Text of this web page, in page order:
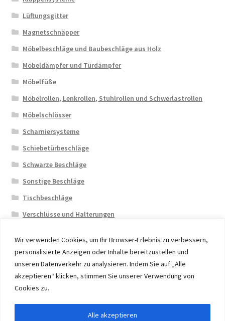
Wir verwenden Cookies, um Ihr Browser-Erlebnis zu verbessern,
personalisierte Anzeigen oder Inhalte bereitzustellen und
unseren Datenverkehr zu analysieren. Indem Sie auf „Alle
akzeptieren“ klicken, stimmen Sie unserer Verwendung von
Cookies zu.
Alle akzeptieren
Lüftungsgitter
Magnetschnäpper
Möbelbeschläge und Baubeschläge aus Holz
Möbeldämpfer und Türdämpfer
Möbelfüße
Möbelrollen, Lenkrollen, Stuhlrollen und Schwerlastrollen
Möbelschlösser
Scharniersysteme
Schiebetürbeschläge
Schwarze Beschläge
Sonstige Beschläge
Tischbeschläge
Verschlüsse und Halterungen
© 2026 Eruon Trade UG, Germany, member of the ERUON